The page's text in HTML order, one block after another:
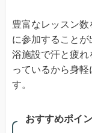
豊富なレッスン
に参加すること
浴施設で汗と疲
っているから身
す。
おすすめポイン